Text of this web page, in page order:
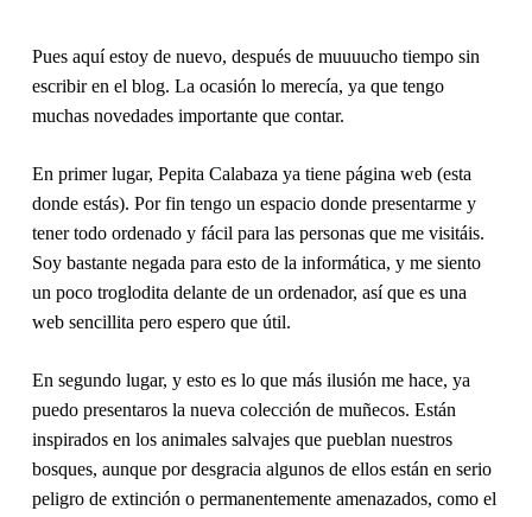
Pues aquí estoy de nuevo, después de muuuucho tiempo sin
escribir en el blog. La ocasión lo merecía, ya que tengo
muchas novedades importante que contar.
En primer lugar, Pepita Calabaza ya tiene página web(esta
donde estás). Por fin tengo un espacio donde presentarme y
tener todo ordenado y fácil para las personas que me visitáis.
Soy bastante negada para esto de la informática, y me siento
un poco troglodita delante de un ordenador, así que es una
web sencillita pero espero que útil.
En segundo lugar, y esto es lo que más ilusión me hace, ya
puedo presentaros la nueva colección de muñecos. Están
inspirados en los animales salvajes que pueblan nuestros
bosques, aunque por desgracia algunos de ellos están en serio
peligro de extinción o permanentemente amenazados, como el